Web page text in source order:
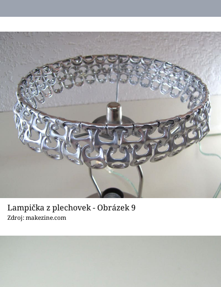
Lampička z plechovek - Obrázek 9
Zdroj: makezine.com